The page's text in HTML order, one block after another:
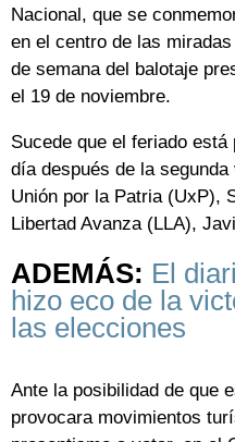
Nacional, que se
en el centro de las
de semana del balotaje
el 19 de noviembre.
Sucede que el feriado
día después de la
Unión por la Patria (UxP),
Libertad Avanza (LLA),
ADEMÁS: El
hizo eco de la
las elecciones
Ante la posibilidad de que
provocara movimientos